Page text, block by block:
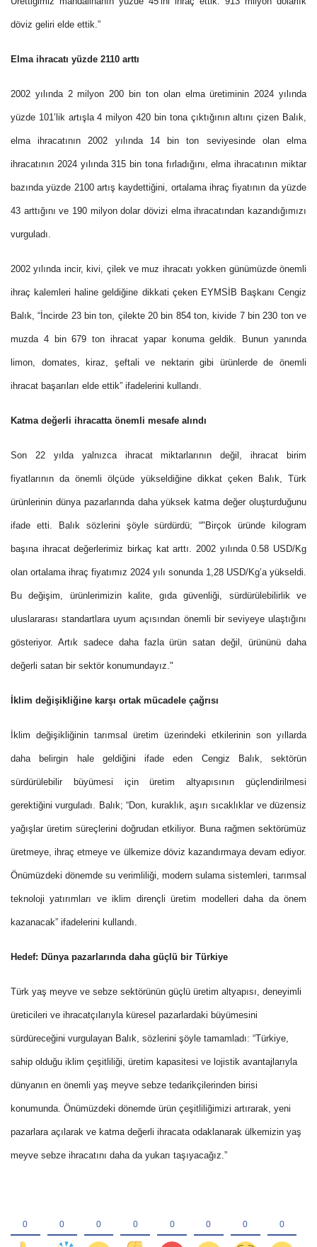
döviz geliri elde ettik.”
Elma ihracatı yüzde 2110 arttı
2002 yılında 2 milyon 200 bin ton olan elma üretiminin 2024 yılında
yüzde 101’lik artışla 4 milyon 420 bin tona çıktığının altını çizen Balık,
elma ihracatının 2002 yılında 14 bin ton seviyesinde olan elma
ihracatının 2024 yılında 315 bin tona fırladığını, elma ihracatının miktar
bazında yüzde 2100 artış kaydettiğini, ortalama ihraç fiyatının da yüzde
43 arttığını ve 190 milyon dolar dövizi elma ihracatından kazandığımızı
vurguladı.
2002 yılında incir, kivi, çilek ve muz ihracatı yokken günümüzde önemli
ihraç kalemleri haline geldiğine dikkati çeken EYMSİB Başkanı Cengiz
Balık, “İncirde 23 bin ton, çilekte 20 bin 854 ton, kivide 7 bin 230 ton ve
muzda 4 bin 679 ton ihracat yapar konuma geldik. Bunun yanında
limon, domates, kiraz, şeftali ve nektarin gibi ürünlerde de önemli
ihracat başarıları elde ettik” ifadelerini kullandı.
Katma değerli ihracatta önemli mesafe alındı
Son 22 yılda yalnızca ihracat miktarlarının değil, ihracat birim
fiyatlarının da önemli ölçüde yükseldiğine dikkat çeken Balık, Türk
ürünlerinin dünya pazarlarında daha yüksek katma değer oluşturduğunu
ifade etti. Balık sözlerini şöyle sürdürdü; “"Birçok üründe kilogram
başına ihracat değerlerimiz birkaç kat arttı. 2002 yılında 0.58 USD/Kg
olan ortalama ihraç fiyatımız 2024 yılı sonunda 1,28 USD/Kg’a yükseldi.
Bu değişim, ürünlerimizin kalite, gıda güvenliği, sürdürülebilirlik ve
uluslararası standartlara uyum açısından önemli bir seviyeye ulaştığını
gösteriyor. Artık sadece daha fazla ürün satan değil, ürününü daha
değerli satan bir sektör konumundayız."
İklim değişikliğine karşı ortak mücadele çağrısı
İklim değişikliğinin tarımsal üretim üzerindeki etkilerinin son yıllarda
daha belirgin hale geldiğini ifade eden Cengiz Balık, sektörün
sürdürülebilir büyümesi için üretim altyapısının güçlendirilmesi
gerektiğini vurguladı. Balık; “Don, kuraklık, aşırı sıcaklıklar ve düzensiz
yağışlar üretim süreçlerini doğrudan etkiliyor. Buna rağmen sektörümüz
üretmeye, ihraç etmeye ve ülkemize döviz kazandırmaya devam ediyor.
Önümüzdeki dönemde su verimliliği, modern sulama sistemleri, tarımsal
teknoloji yatırımları ve iklim dirençli üretim modelleri daha da önem
kazanacak” ifadelerini kullandı.
Hedef: Dünya pazarlarında daha güçlü bir Türkiye
Türk yaş meyve ve sebze sektörünün güçlü üretim altyapısı, deneyimli
üreticileri ve ihracatçılarıyla küresel pazarlardaki büyümesini
sürdüreceğini vurgulayan Balık, sözlerini şöyle tamamladı: “Türkiye,
sahip olduğu iklim çeşitliliği, üretim kapasitesi ve lojistik avantajlarıyla
dünyanın en önemli yaş meyve sebze tedarikçilerinden birisi
konumunda. Önümüzdeki dönemde ürün çeşitliliğimizi artırarak, yeni
pazarlara açılarak ve katma değerli ihracata odaklanarak ülkemizin yaş
meyve sebze ihracatını daha da yukarı taşıyacağız.”